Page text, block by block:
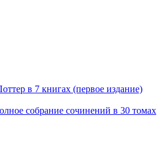
в 7 книгах (первое издание)